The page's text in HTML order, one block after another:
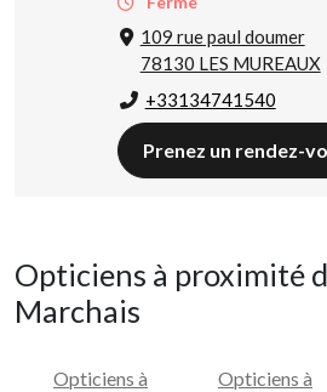
109 rue paul doumer
78130 LES MUREAUX
+33134741540
Prenez un rendez-
Opticiens à proximité
Marchais
Opticiens à
Opticiens à